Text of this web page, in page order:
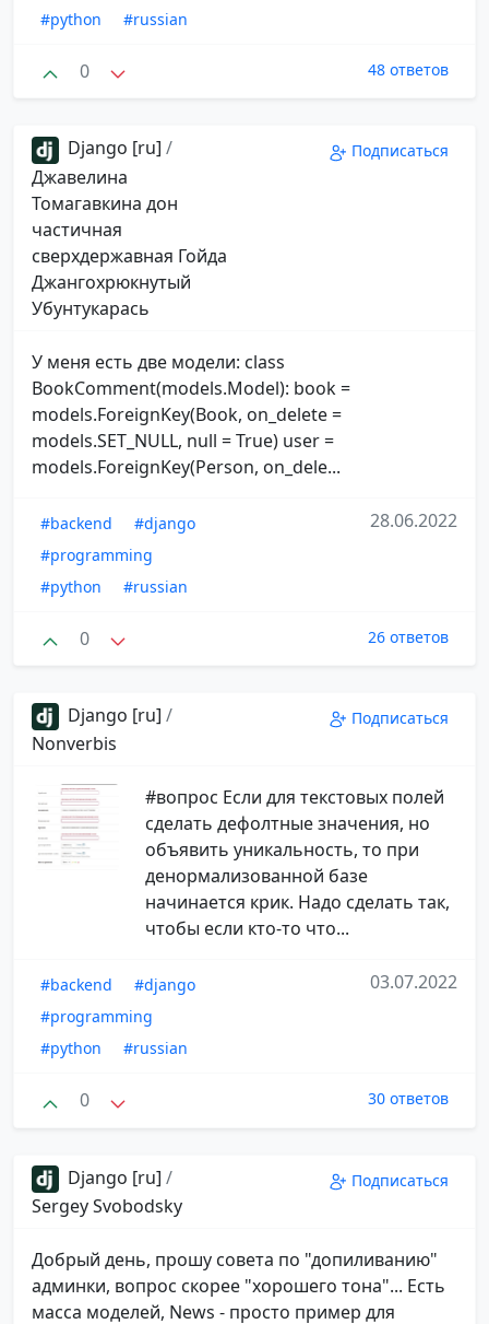
#python
#russian
0 48 ответов
Django [ru] /
Джавелина
Томагавкина дон
частичная
сверхдержавная Гойда
Джангохрюкнутый
Убунтукарась
Подписаться
У меня есть две модели: class
BookComment(models.Model): book =
models.ForeignKey(Book, on_delete =
models.SET_NULL, null = True) user =
models.ForeignKey(Person, on_dele...
#backend
#django
#programming
#python
#russian
28.06.2022
0 26 ответов
Django [ru] /
Nonverbis
Подписаться
#вопрос Если для текстовых полей
сделать дефолтные значения, но
объявить уникальность, то при
денормализованной базе
начинается крик. Надо сделать так,
чтобы если кто-то что...
#backend
#django
#programming
#python
#russian
03.07.2022
0 30 ответов
Django [ru] /
Sergey Svobodsky
Подписаться
Добрый день, прошу совета по "допиливанию"
админки, вопрос скорее "хорошего тона"... Есть
масса моделей, News - просто пример для